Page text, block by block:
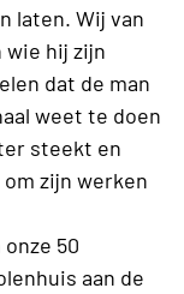
laten. Wij van
wie hij zijn
dat de man
weet te doen
steekt en
zijn werken
50
aan de